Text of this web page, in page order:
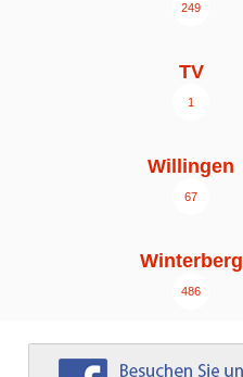
249
TV
1
Willingen
67
Winterberg
486